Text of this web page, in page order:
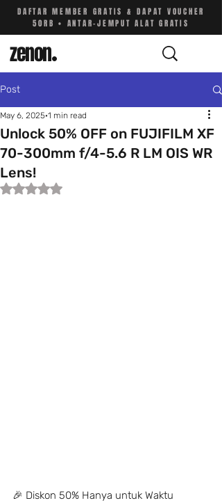
DAFTAR MEMBER GRATIS & DAPAT VOUCHER
50RB • ANTAR-JEMPUT ALAT GRATIS
zenon.
Post
Unlock 50% OFF on FUJIFILM XF
70-300mm f/4-5.6 R LM OIS WR
Lens!
May 6, 2025 1 min read
Rated NaN out of 5 stars.
🎉 Diskon 50% Hanya untuk Waktu